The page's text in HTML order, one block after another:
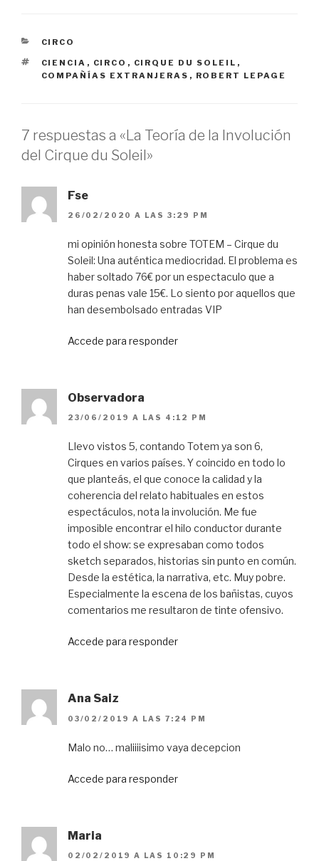
CATEGORÍAS
CIRCO
ETIQUETAS
CIENCIA , CIRCO , CIRQUE DU SOLEIL ,
COMPAÑÍAS EXTRANJERAS , ROBERT LEPAGE
7 respuestas a «La Teoría de la Involución
del Cirque du Soleil»
Fse
26/02/2020 A LAS 3:29 PM
mi opinión honesta sobre TOTEM – Cirque du
Soleil: Una auténtica mediocridad. El problema es
haber soltado 76€ por un espectaculo que a
duras penas vale 15€. Lo siento por aquellos que
han desembolsado entradas VIP
Accede para responder
Observadora
23/06/2019 A LAS 4:12 PM
Llevo vistos 5, contando Totem ya son 6,
Cirques en varios países. Y coincido en todo lo
que planteás, el que conoce la calidad y la
coherencia del relato habituales en estos
espectáculos, nota la involución. Me fue
imposible encontrar el hilo conductor durante
todo el show: se expresaban como todos
sketch separados, historias sin punto en común.
Desde la estética, la narrativa, etc. Muy pobre.
Especialmente la escena de los bañistas, cuyos
comentarios me resultaron de tinte ofensivo.
Accede para responder
Ana Saiz
03/02/2019 A LAS 7:24 PM
Malo no… maliiiisimo vaya decepcion
Accede para responder
Maria
02/02/2019 A LAS 10:29 PM